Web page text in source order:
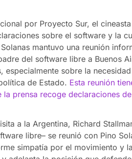
por Proyecto Sur, el
sobre el software y la
mantuvo una reunión
del software libre a Buenos
especialmente sobre la
de Estado. Esta reunión
prensa recoge declaraciones
a la Argentina, Richard
libre– se reunió con Pino
simpatía por el movimiento y